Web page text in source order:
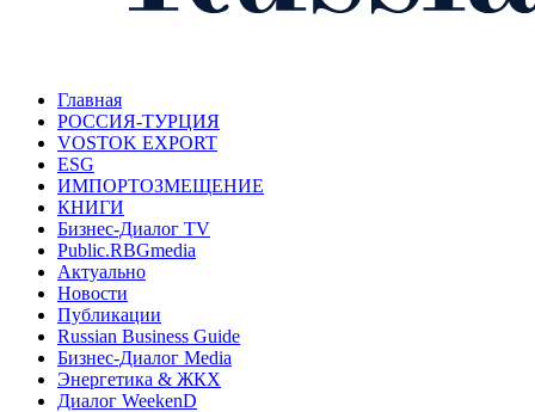
Главная
РОССИЯ-ТУРЦИЯ
VOSTOK EXPORT
ESG
ИМПОРТОЗМЕЩЕНИЕ
КНИГИ
Бизнес-Диалог TV
Public.RBGmedia
Актуально
Новости
Публикации
Russian Business Guide
Бизнес-Диалог Media
Энергетика & ЖКХ
Диалог WeekenD